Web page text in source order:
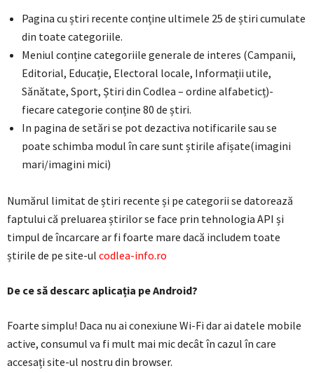
Pagina cu știri recente conține ultimele 25 de știri cumulate
din toate categoriile.
Meniul conține categoriile generale de interes (Campanii,
Editorial, Educație, Electoral locale, Informații utile,
Sănătate, Sport, Știri din Codlea – ordine alfabeticț)-
fiecare categorie conține 80 de știri.
In pagina de setări se pot dezactiva notificarile sau se
poate schimba modul în care sunt știrile afișate(imagini
mari/imagini mici)
Numărul limitat de știri recente și pe categorii se datorează
faptului că preluarea știrilor se face prin tehnologia API și
timpul de încarcare ar fi foarte mare dacă includem toate
știrile de pe site-ul codlea-info.ro
De ce să descarc aplicația pe Android?
Foarte simplu! Daca nu ai conexiune Wi-Fi dar ai datele mobile
active, consumul va fi mult mai mic decât în cazul în care
accesați site-ul nostru din browser.